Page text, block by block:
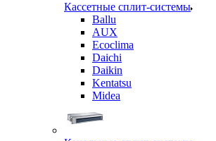
Кассетные сплит-системы
Ballu
AUX
Ecoclima
Daichi
Daikin
Kentatsu
Midea